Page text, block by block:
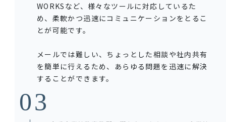
WORKSなど、様々なツールに対応しているた
め、柔軟かつ迅速にコミュニケーションをとるこ
とが可能です。
メールでは難しい、ちょっとした相談や社内共有
を簡単に行えるため、あらゆる問題を迅速に解決
することができます。